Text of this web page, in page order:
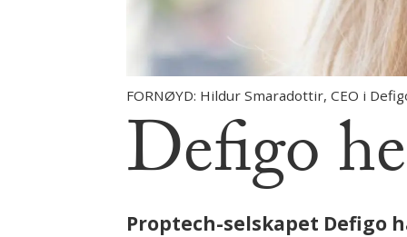
FORNØYD: Hildur Smaradottir, CEO i
Defigo
Proptech-selskapet Defigo